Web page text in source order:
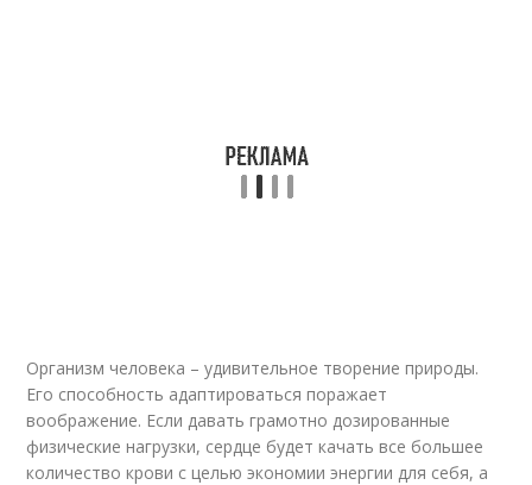
Организм человека – удивительное творение природы.
Его способность адаптироваться поражает
воображение. Если давать грамотно дозированные
физические нагрузки, сердце будет качать все большее
количество крови с целью экономии энергии для себя, а